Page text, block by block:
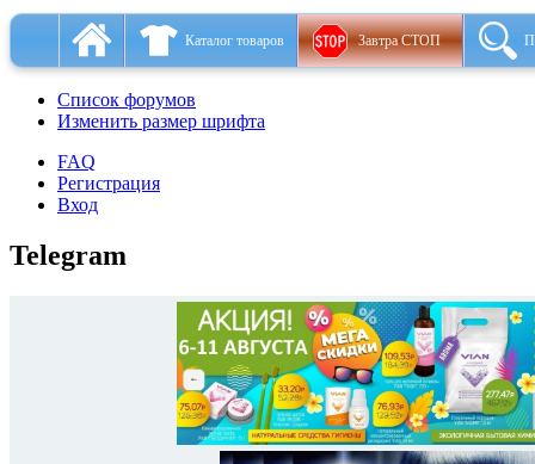
Каталог товаров Завтра СТОП
Список форумов
Изменить размер шрифта
FAQ
Регистрация
Вход
Telegram